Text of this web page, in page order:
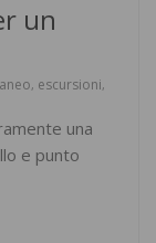
un
, escursioni,
una
e punto